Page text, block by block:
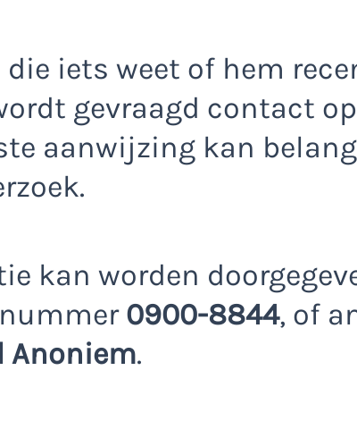
die iets weet of hem
gevraagd contact
aanwijzing kan
kan worden
0900-8844, of
Anoniem.